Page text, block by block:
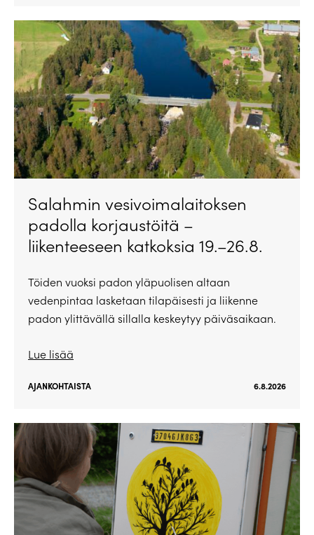
Salahmin vesivoimalaitoksen
padolla korjaustöitä –
liikenteeseen katkoksia 19.–26.8.
Töiden vuoksi padon yläpuolisen altaan
vedenpintaa lasketaan tilapäisesti ja liikenne
padon ylittävällä sillalla keskeytyy päiväsaikaan.
Lue lisää
AJANKOHTAISTA 6.8.2026